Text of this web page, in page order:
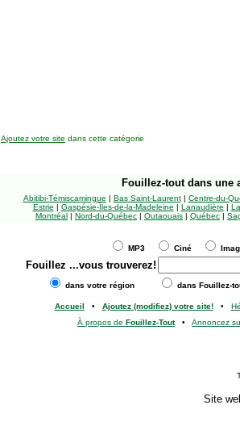
Ajoutez votre site dans cette catégorie
Fouillez-tout dans une
Abitibi-Témiscamingue | Bas Saint-Laurent| Centre-du-
Estrie | Gaspésie-Îles-de-la-Madeleine | Lanaudière |
Montréal | Nord-du-Québec | Outaouais | Québec |
MP3 Ciné
Fouillez ...vous trouverez!
dans votre région dans Fouillez-
Accueil • Ajoutez (modifiez) votre site!•
À propos de Fouillez-Tout• Annoncez
Site